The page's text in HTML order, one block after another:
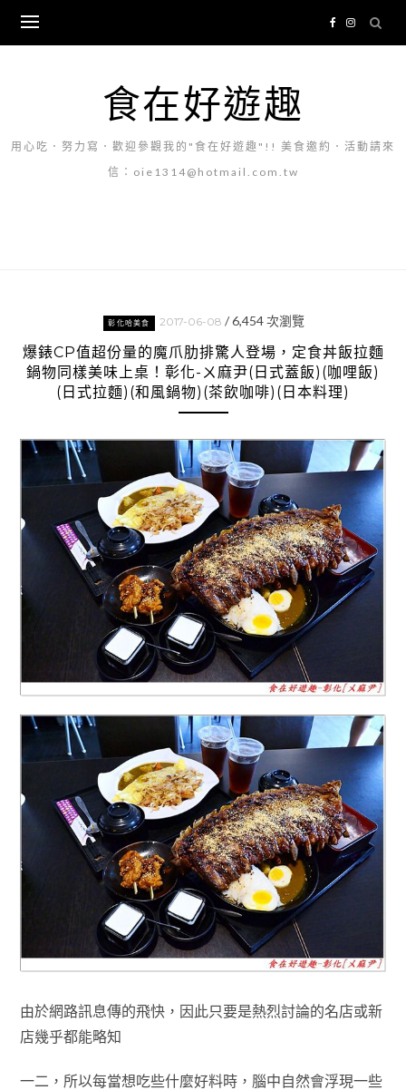
content
食在好遊趣
用心吃．努力寫．歡迎參觀我的"食在好遊趣"!! 美食邀約．活動請來
信：oie1314@hotmail.com.tw
彰化哈美食 2017-06-08 /6,454次瀏覽
爆錶CP值超份量的魔爪肋排驚人登場，定食丼飯拉麵
鍋物同樣美味上桌！彰化-ㄨ麻尹(日式蓋飯)(咖哩飯)
(日式拉麵)(和風鍋物)(茶飲咖啡)(日本料理)
由於網路訊息傳的飛快，因此只要是熱烈討論的名店或新
店幾乎都能略知
一二 ，所以每當想吃些什麼好料時，腦中自然會浮現一些